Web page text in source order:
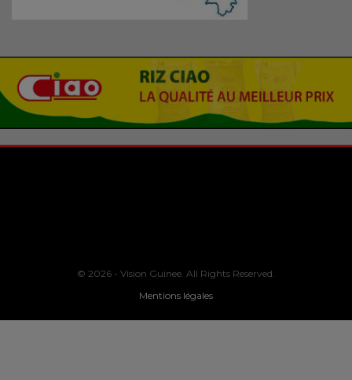
© 2026 - Vision Guinee. All Rights Reserved.
Mentions légales